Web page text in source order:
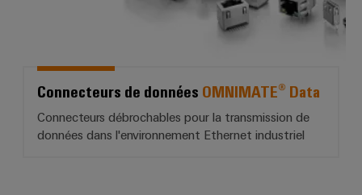
Connecteurs de données OMNIMATE® Data
Connecteurs débrochables pour la transmission de
données dans l'environnement Ethernet industriel